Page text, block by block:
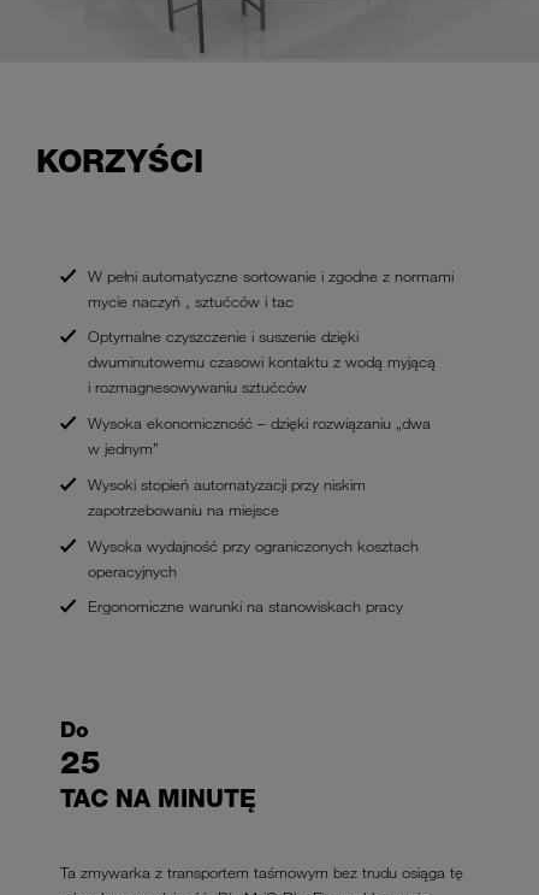
KORZYŚCI
W pełni automatyczne sortowanie i zgodne z normami
mycie naczyń , sztućców i tac
Optymalne czyszczenie i suszenie dzięki
dwuminutowemu czasowi kontaktu z wodą myjącą
i rozmagnesowywaniu sztućców
Wysoka ekonomiczność – dzięki rozwiązaniu „dwa
w jednym”
Wysoki stopień automatyzacji przy niskim
zapotrzebowaniu na miejsce
Wysoka wydajność przy ograniczonych kosztach
operacyjnych
Ergonomiczne warunki na stanowiskach pracy
Do
25
TAC NA MINUTĘ
Ta zmywarka z transportem taśmowym bez trudu osiąga tę